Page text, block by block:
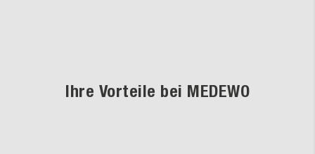
Ihre Vorteile bei MEDEWO